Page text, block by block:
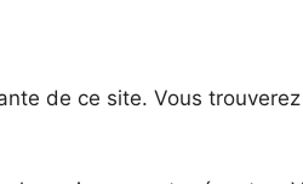
de ce site. Vous